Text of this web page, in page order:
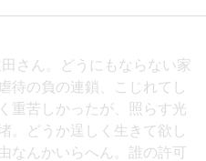
さん。どうにもならない家
待の負の連鎖、こじれてし
重苦しかったが、照らす光
。どうか逞しく生きて欲し
なんかいらへん。誰の許可